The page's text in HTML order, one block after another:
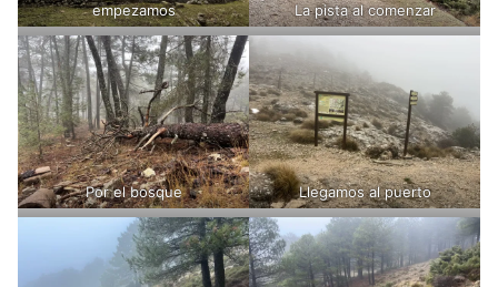
empezamos
La pista al comenzar
Por el bosque Llegamos al puerto